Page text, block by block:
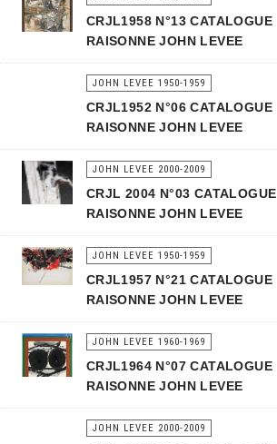
CRJL1958 N°13 CATALOGUE
RAISONNE JOHN LEVEE
JOHN LEVEE 1950-1959
CRJL1952 N°06 CATALOGUE
RAISONNE JOHN LEVEE
JOHN LEVEE 2000-2009
CRJL 2004 N°03 CATALOGUE
RAISONNE JOHN LEVEE
JOHN LEVEE 1950-1959
CRJL1957 N°21 CATALOGUE
RAISONNE JOHN LEVEE
JOHN LEVEE 1960-1969
CRJL1964 N°07 CATALOGUE
RAISONNE JOHN LEVEE
JOHN LEVEE 2000-2009